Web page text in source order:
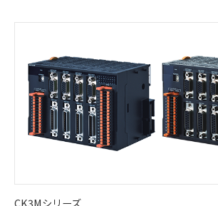
CK3Mシリーズ